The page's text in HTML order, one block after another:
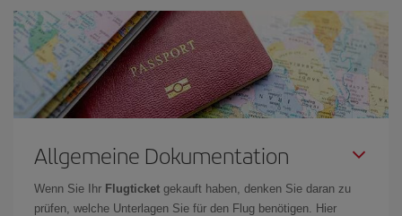
Allgemeine Dokumentation
Wenn Sie Ihr Flugticket gekauft haben, denken Sie daran zu
prüfen, welche Unterlagen Sie für den Flug benötigen. Hier